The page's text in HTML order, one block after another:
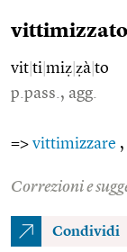
vittimizzato
vit ti miẓ ẓà to
p.pass., agg.
=> vittimizzare ,
Correzioni e
Condividi